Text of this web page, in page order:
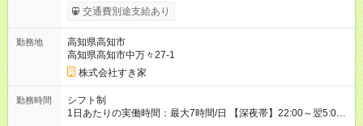
試用期間の長さ：1ヶ月 雇用形態、給与は本採用時と同じです。
試用期間の実態は30日（※条件変更なし）ですが、切り上げで
同時給）
交通費別途支給あり
勤務地
高知県高知市
高知県高知市中万々27-1
株式会社すき家
勤務時間
シフト制
1日あたりの実働時間：最大7時間/日 【深夜帯】22:00～翌5:00